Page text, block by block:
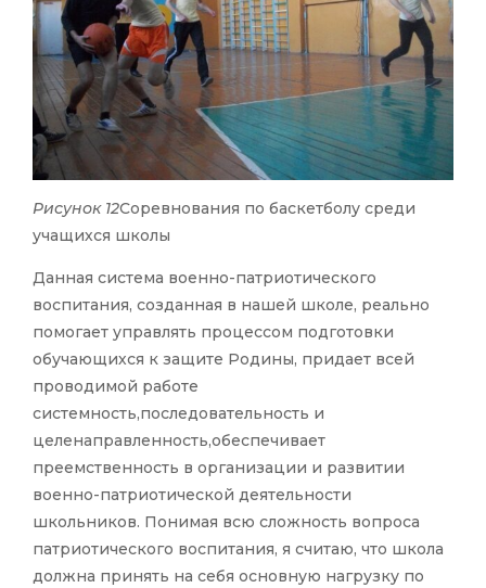
Рисунок 12Соревнования по баскетболу среди
учащихся школы
Данная система военно-патриотического
воспитания, созданная в нашей школе, реально
помогает управлять процессом подготовки
обучающихся к защите Родины, придает всей
проводимой работе
системность,последовательность и
целенаправленность,обеспечивает
преемственность в организации и развитии
военно-патриотической деятельности
школьников. Понимая всю сложность вопроса
патриотического воспитания, я считаю, что школа
должна принять на себя основную нагрузку по